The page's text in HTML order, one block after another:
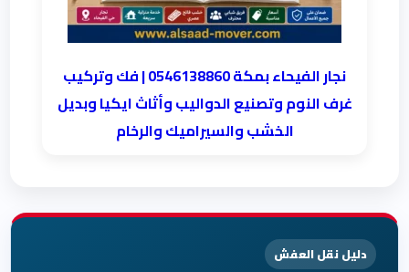
نجار الفيحاء بمكة 0546138860⁩ | فك وتركيب
غرف النوم وتصنيع الدواليب وأثاث ايكيا وبديل
الخشب والسيراميك والرخام
دليل نقل العفش